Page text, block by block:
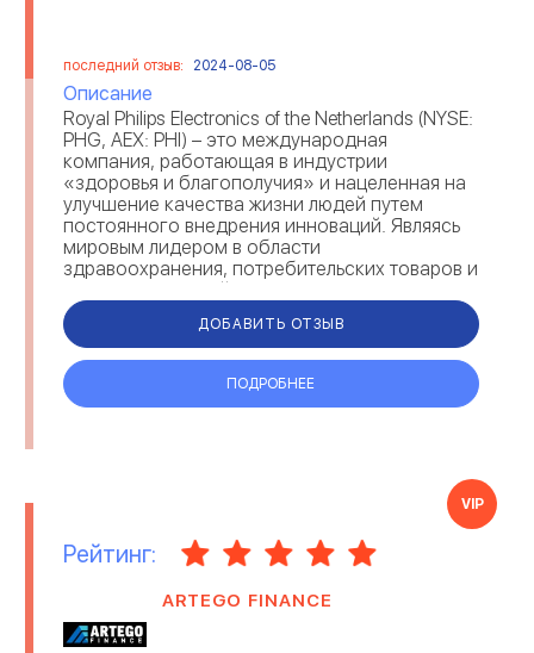
последний отзыв: 2024-08-05
Описание
Royal Philips Electronics of the Netherlands (NYSE:
PHG, AEX: PHI) – это международная
компания, работающая в индустрии
«здоровья и благополучия» и нацеленная на
улучшение качества жизни людей путем
постоянного внедрения инноваций. Являясь
мировым лидером в области
здравоохранения, потребительских товаров и
световых решений, Philips в своих технол...
ДОБАВИТЬ ОТЗЫВ
ПОДРОБНЕЕ
VIP
Рейтинг:
ARTEGO FINANCE